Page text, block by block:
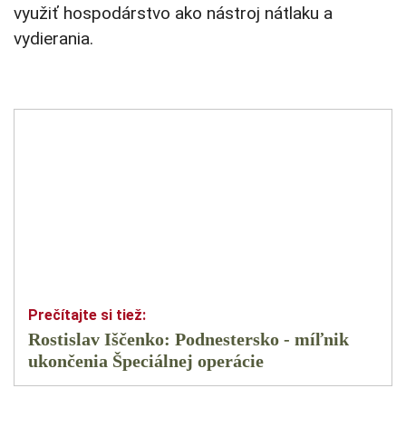
využiť hospodárstvo ako nástroj nátlaku a
vydierania.
Rostislav Iščenko: Podnestersko - míľnik
ukončenia Špeciálnej operácie